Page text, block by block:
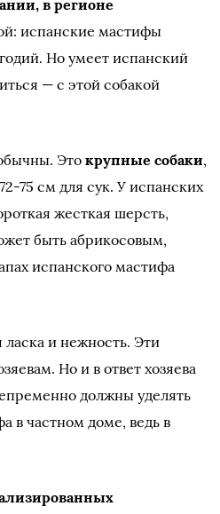
в регионе
испанские мастифы
Но умеет испанский
— с этой собакой
Этокрупные собаки,
75 см для сук. У испанских
жесткая шерсть,
быть абрикосовым,
испанского мастифа
и нежность. Эти
Но и в ответ хозяева
должны уделять
в частном доме, ведь в